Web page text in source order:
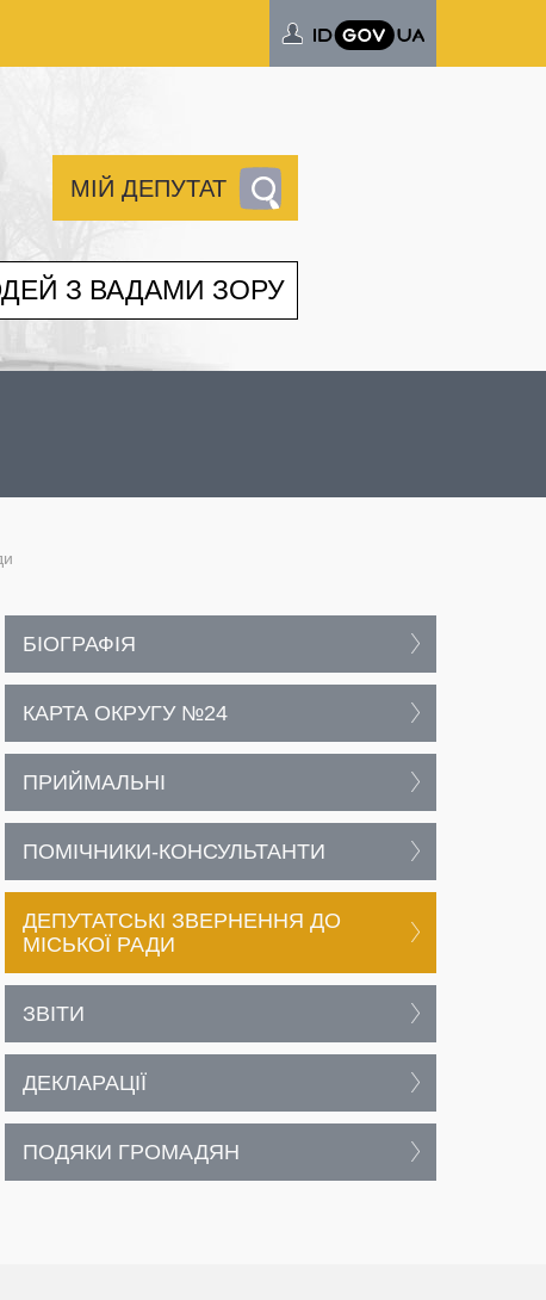
МІЙ ДЕПУТАТ
З ВАДАМИ ЗОРУ
БІОГРАФІЯ
КАРТА ОКРУГУ №24
ПРИЙМАЛЬНІ
ПОМІЧНИКИ-КОНСУЛЬТАНТИ
ДЕПУТАТСЬКІ ЗВЕРНЕННЯ ДО
МІСЬКОЇ РАДИ
ЗВІТИ
ДЕКЛАРАЦІЇ
ПОДЯКИ ГРОМАДЯН